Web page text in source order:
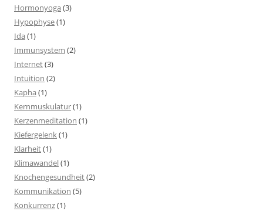
Hormonyoga(3)
Hypophyse(1)
Ida(1)
Immunsystem (2)
Internet(3)
Intuition (2)
Kapha(1)
Kernmuskulatur(1)
Kerzenmeditation (1)
Kiefergelenk(1)
Klarheit(1)
Klimawandel(1)
Knochengesundheit(2)
Kommunikation (5)
Konkurrenz(1)